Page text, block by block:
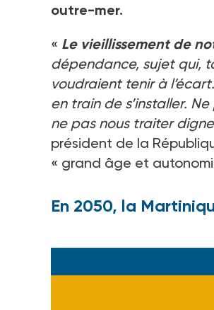
outre-mer.
« Le vieillissement de
dépendance, sujet qui,
voudraient tenir à
en train de s’installer.
ne pas nous traiter
président de la
« grand âge et
En 2050, la